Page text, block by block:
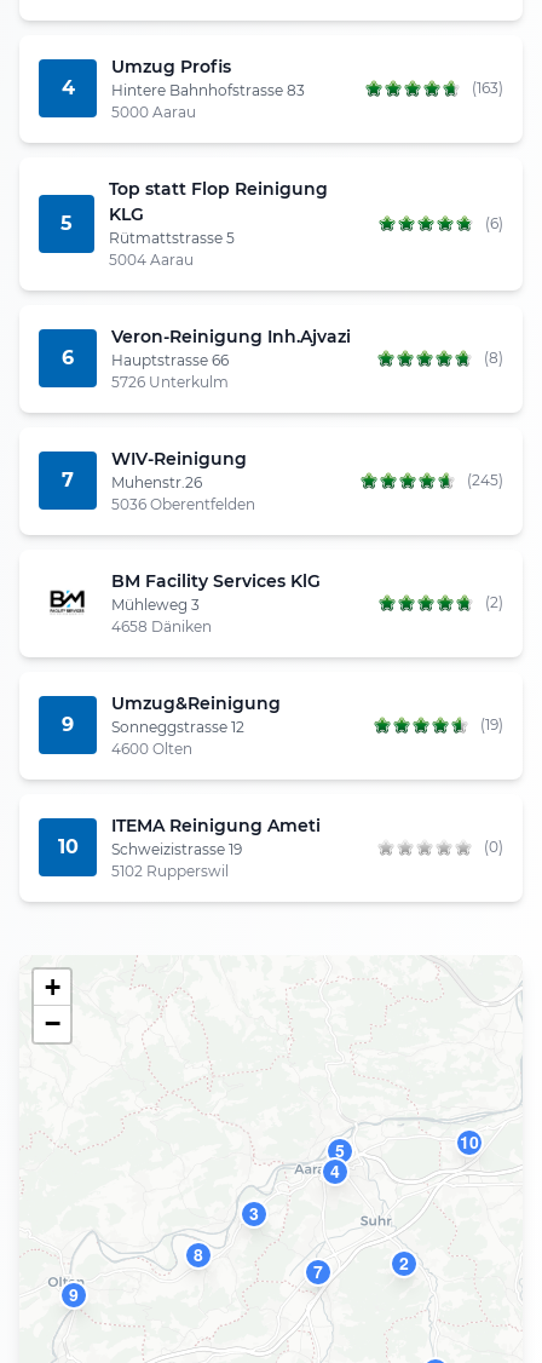
4
Umzug Profis
Hintere Bahnhofstrasse 83
5000 Aarau
(163)
5
Top statt Flop Reinigung
KLG
Rütmattstrasse 5
5004 Aarau
(6)
6
Veron-Reinigung Inh.Ajvazi
Hauptstrasse 66
5726 Unterkulm
(8)
7
WIV-Reinigung
Muhenstr.26
5036 Oberentfelden
(245)
BM Facility Services KlG
Mühleweg 3
4658 Däniken
(2)
9
Umzug&Reinigung
Sonneggstrasse 12
4600 Olten
(19)
10
ITEMA Reinigung Ameti
Schweizistrasse 19
5102 Rupperswil
(0)
2
3
4
5
7
8
9
10
+
−